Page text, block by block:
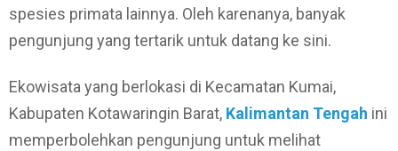
spesies primata lainnya. Oleh karenanya, banyak
pengunjung yang tertarik untuk datang ke sini.
Ekowisata yang berlokasi di Kecamatan Kumai,
Kabupaten Kotawaringin Barat, Kalimantan Tengah ini
memperbolehkan pengunjung untuk melihat